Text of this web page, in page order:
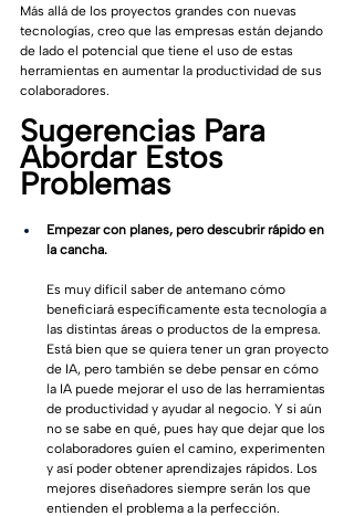
Más allá de los proyectos grandes con nuevas
tecnologías, creo que las empresas están dejando
de lado el potencial que tiene el uso de estas
herramientas en aumentar la productividad de sus
colaboradores.
Sugerencias Para
Abordar Estos
Problemas
Empezar con planes, pero descubrir rápido en
la cancha.
Es muy difícil saber de antemano cómo
beneficiará específicamente esta tecnología a
las distintas áreas o productos de la empresa.
Está bien que se quiera tener un gran proyecto
de IA, pero también se debe pensar en cómo
la IA puede mejorar el uso de las herramientas
de productividad y ayudar al negocio. Y si aún
no se sabe en qué, pues hay que dejar que los
colaboradores guíen el camino, experimenten
y así poder obtener aprendizajes rápidos. Los
mejores diseñadores siempre serán los que
entienden el problema a la perfección.